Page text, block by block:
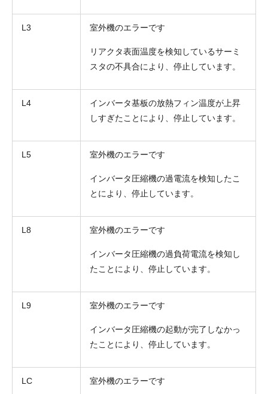
L3 室外機のエラーです
リアクタ表面温度を検知しているサーミ
スタの不具合により、停止しています。
L4
インバータ基板の放熱フィン温度が上昇
しすぎたことにより、停止しています。
L5 室外機のエラーです
インバータ圧縮機の過電流を検知したこ
とにより、停止しています。
L8 室外機のエラーです
インバータ圧縮機の過負荷電流を検知し
たことにより、停止しています。
L9 室外機のエラーです
インバータ圧縮機の起動が完了しなかっ
たことにより、停止しています。
LC 室外機のエラーです